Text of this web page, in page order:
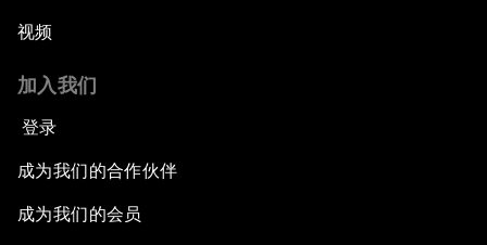
视频
加入我们
登录
成为我们的合作伙伴
成为我们的会员